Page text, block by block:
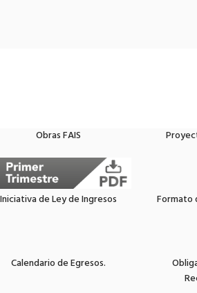
Obras FAIS
Iniciativa de Ley de Ingresos
Formato
Calendario de Egresos.